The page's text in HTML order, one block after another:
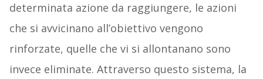
determinata azione da raggiungere, le azioni
che si avvicinano all’obiettivo vengono
rinforzate, quelle che vi si allontanano sono
invece eliminate. Attraverso questo sistema, la